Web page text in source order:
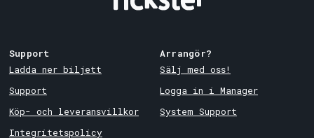
Support
Ladda ner biljett
Support
Köp- och leveransvillkor
Integritetspolicy
Arrangör?
Sälj med oss!
Logga in i Manager
System Support